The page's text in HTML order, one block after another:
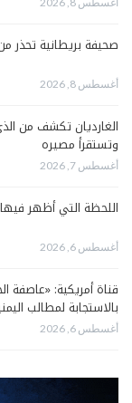
صحيفة بريطانية تحذر
أغسطس 8, 2026
الغارديان تكشف من
وتستقرأ مصيره
أغسطس 7, 2026
اللحظة التي أظهر
أغسطس 6, 2026
قناة أمريكية: «عاصفة
بالاستجابة لمطالب
أغسطس 6, 2026